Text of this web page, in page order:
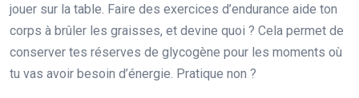
jouer sur la table. Faire des exercices d’endurance aide ton
corps à brûler les graisses, et devine quoi ? Cela permet de
conserver tes réserves de glycogène pour les moments où
tu vas avoir besoin d’énergie. Pratique non ?